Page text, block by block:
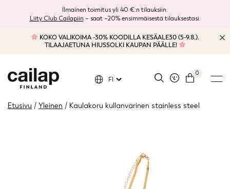
Ilmainen toimitus yli 40 €:n tilauksiin.
Liity Club Cailapiin – saat –20% ensimmäisestä tilauksestasi.
KOKO VALIKOIMA -30% KOODILLA KESÄALE30 (5-9.8.).
TILAAJAETUNA HIUSSOLKI KAUPAN PÄÄLLE!
0
FI
Etusivu / Yleinen / Kaulakoru kullanvärinen stainless steel